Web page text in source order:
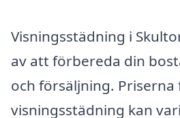
Visningsstädning i
av att förbereda din
och försäljning. Priserna
visningsstädning kan